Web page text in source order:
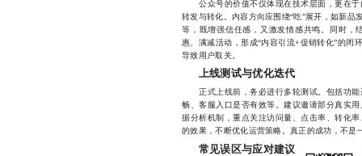
公众号的价值不仅体现在技术层面，更在于
转发与转化。内容方向应围绕“吃”展开，如新
等，既增强信任感，又激发情感共鸣。同时，
惠、满减活动，形成“内容引流+促销转化”的闭
导致用户取关。
上线测试与优化迭代
正式上线前，务必进行多轮测试。包括功能
畅、客服入口是否有效等。建议邀请部分真实
据分析机制，重点关注访问量、点击率、转化
的效果，不断优化运营策略。真正的成功，不是
常见误区与应对建议